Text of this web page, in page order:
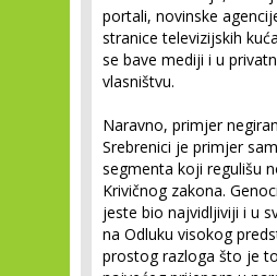
portali, novinske
stranice televizijskih
se bave mediji i u
vlasništvu.
Naravno, primjer
Srebrenici je primjer
segmenta koji regulišu
Krivičnog zakona.
jeste bio najvidljiviji i u
na Odluku visokog
prostog razloga što je